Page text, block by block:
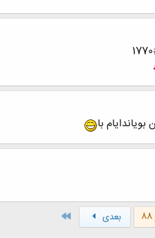
با
بعدی